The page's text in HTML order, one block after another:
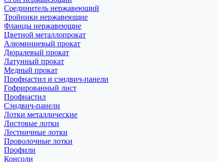
Соединитель нержавеющий
Тройники нержавеющие
Фланцы нержавеющие
Цветной металлопрокат
Алюминиевый прокат
Дюралевый прокат
Латунный прокат
Медный прокат
Профнастил и сэндвич-панели
Гофрированный лист
Профнастил
Сэндвич-панели
Лотки металлические
Листовые лотки
Лестничные лотки
Проволочные лотки
Профили
Консоли